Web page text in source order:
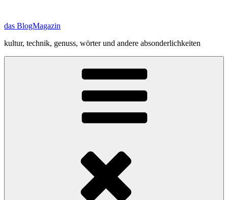
springen
das BlogMagazin
kultur, technik, genuss, wörter und andere absonderlichkeiten